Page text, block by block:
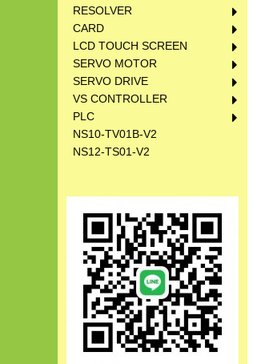
RESOLVER
CARD
LCD TOUCH SCREEN
SERVO MOTOR
SERVO DRIVE
VS CONTROLLER
PLC
NS10-TV01B-V2
NS12-TS01-V2